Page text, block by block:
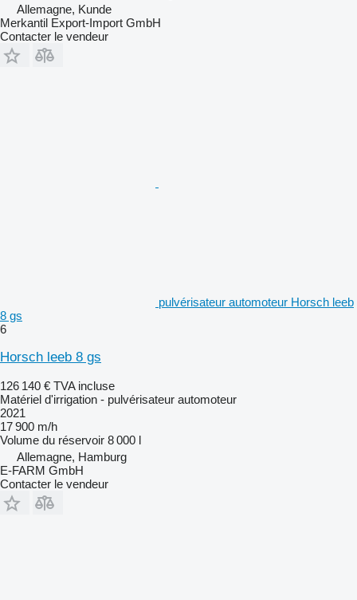
Allemagne, Kunde
Merkantil Export-Import GmbH
Contacter le vendeur
pulvérisateur automoteur Horsch leeb
8 gs
6
Horsch leeb 8 gs
126 140 € TVA incluse
Matériel d'irrigation - pulvérisateur automoteur
2021
17 900 m/h
Volume du réservoir 8 000 l
Allemagne, Hamburg
E-FARM GmbH
Contacter le vendeur